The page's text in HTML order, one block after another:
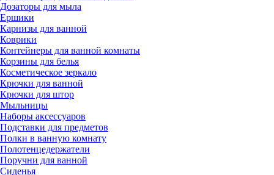
Дозаторы для мыла
Ершики
Карнизы для ванной
Коврики
Контейнеры для ванной комнаты
Корзины для белья
Косметическое зеркало
Крючки для ванной
Крючки для штор
Мыльницы
Наборы аксессуаров
Подставки для предметов
Полки в ванную комнату
Полотенцедержатели
Поручни для ванной
Сиденья